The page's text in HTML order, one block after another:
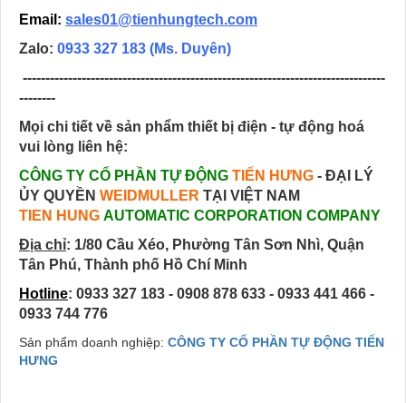
Email: sales01@tienhungtech.com
Zalo: 0933 327 183 (Ms. Duyên)
--------------------------------------------------------------------------------
--------
Mọi chi tiết về sản phẩm thiết bị điện - tự động hoá
vui lòng liên hệ:
CÔNG TY CỔ PHẦN TỰ ĐỘNG TIẾN HƯNG - ĐẠI LÝ
ỦY QUYỀN WEIDMULLER TẠI VIỆT NAM
TIEN HUNG AUTOMATIC CORPORATION COMPANY
Địa chỉ: 1/80 Cầu Xéo, Phường Tân Sơn Nhì, Quận
Tân Phú, Thành phố Hồ Chí Minh
Hotline: 0933 327 183 - 0908 878 633 - 0933 441 466 -
0933 744 776
Sản phẩm doanh nghiệp: CÔNG TY CỔ PHẦN TỰ ĐỘNG TIẾN
HƯNG